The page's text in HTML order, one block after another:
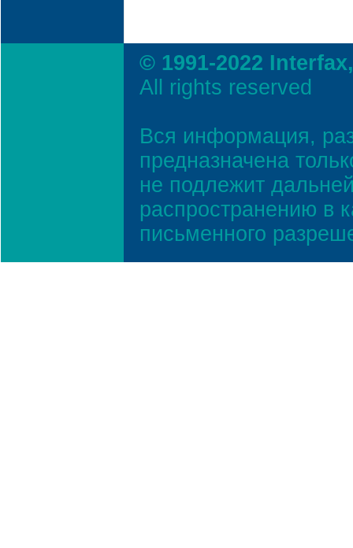
© 1991-2022
All rights reserved
Вся информация,
предназначена
не подлежит
распространению в
письменного